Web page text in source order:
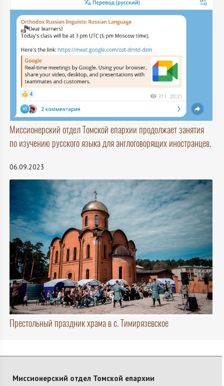
Миссионерский отдел Томской епархии продолжает занятия
по изучению русского языка для англоговорящих иностранцев.
06.09.2023
Престольный праздник храма в с. Тимирязевское
Миссионерский отдел Томской епархии